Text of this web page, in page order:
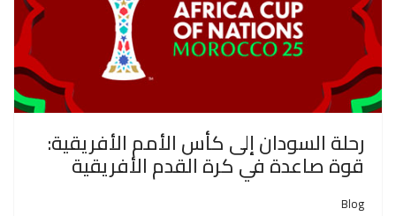
رحلة السودان إلى كأس الأمم الأفريقية:
قوة صاعدة في كرة القدم الأفريقية
Blog